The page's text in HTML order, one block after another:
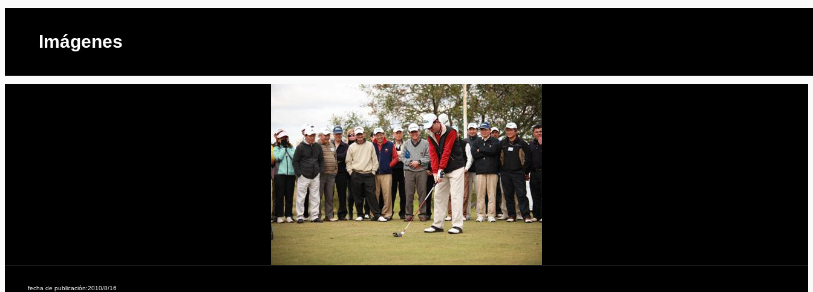
Imágenes
fecha de publicación:2010/8/16